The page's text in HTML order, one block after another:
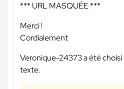
*** URL MASQUÉE ***
Merci !
Cordialement
Veronique-24373 a été
texte.